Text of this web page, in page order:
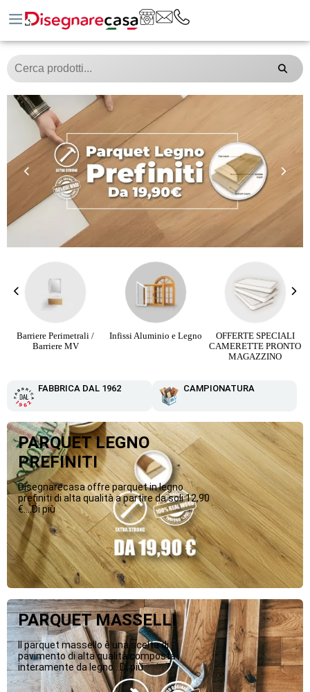
Infissi Aluminio e Legno
OFFERTE SPECIALI
Parquet Maxi Plancia 3
Strip da 12,90 €
FABBRICA DAL 1962 CAMPIONATURA
PARQUET LEGNO
PREFINITI
Disegnarecasa offre parquet in legno
prefiniti di alta qualità a partire da soli 12,90
€....Di più
PARQUET MASSELLI
Il parquet massello è una scelta di
pavimento di alta qualità composta
interamente da legno...Di più